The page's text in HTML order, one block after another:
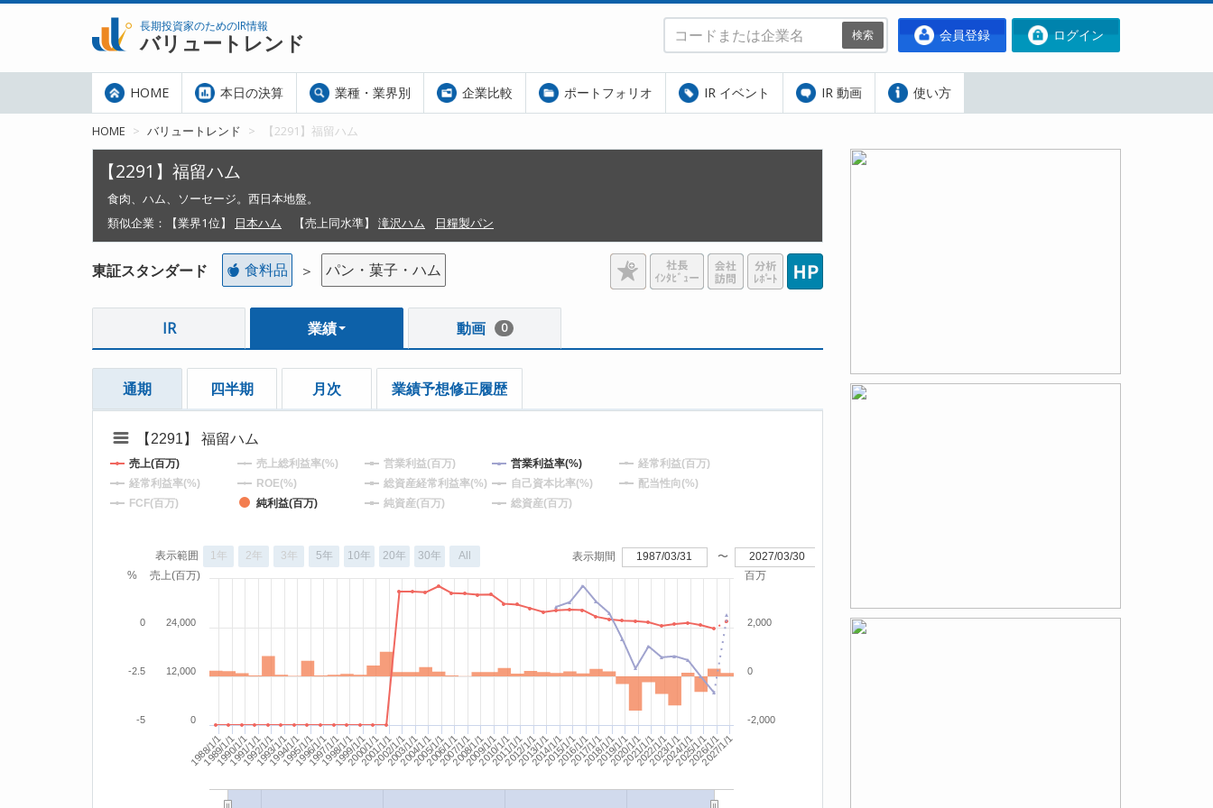
長期投資家のためのIR情報
バリュートレンド 会員登録 ログイン
検索
HOME 本日の決算 業種・業界別 企業比較 ポートフォリオ IR イベント IR 動画 使い方
HOME バリュートレンド 【2291】福留ハム
【2291】福留ハム
食肉、ハム、ソーセージ。西日本地盤。
類似企業：
【業界1位】 日本ハム 【売上同水準】 滝沢ハム 日糧製パン
東証スタンダード 食料品 ＞ パン・菓子・ハム
IR 業績 動画 0
通期 四半期 月次 業績予想修正履歴
売上(百万)
% 百万
【2291】 福留ハム
1988/1/1
1989/1/1
1990/1/1
1991/1/1
1992/1/1
1993/1/1
1994/1/1
1995/1/1
1996/1/1
1997/1/1
1998/1/1
1999/1/1
2000/1/1
2001/1/1
2002/1/1
2003/1/1
2004/1/1
2005/1/1
2006/1/1
2007/1/1
2008/1/1
2009/1/1
2010/1/1
2011/1/1
2012/1/1
2013/1/1
2014/1/1
2015/1/1
2016/1/1
2017/1/1
2018/1/1
2019/1/1
2020/1/1
2021/1/1
2022/1/1
2023/1/1
2024/1/1
2025/1/1
2026/1/1
2027/1/1
0
12,000
24,000
0
-5
-2.5 0
-2,000
2,000
表示範囲 1年 2年 3年 5年 10年 20年 30年 All 表示期間 1987/03/31 〜 2027/03/30
売上(百万) 売上総利益率(%) 営業利益(百万) 営業利益率(%)
経常利益(百万)
経常利益率(%)
ROE(%) 総資産経常利益率(%) 自己資本比率(%)
配当性向(%)
FCF(百万)
純利益(百万) 純資産(百万) 総資産(百万)